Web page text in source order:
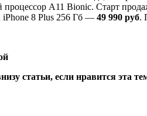
A11 Bionic. Старт
iPhone 8 Plus 256 Гб — 49 990 руб.
статьи, если нравится эта